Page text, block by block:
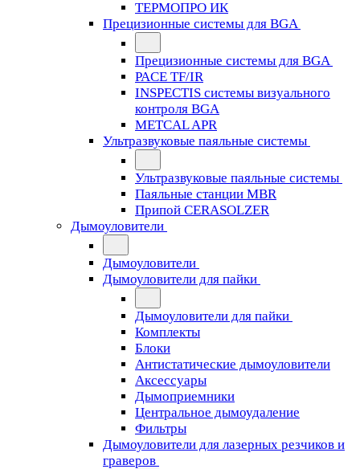
ТЕРМОПРО ИК
Прецизионные системы для BGA
Прецизионные системы для BGA
PACE TF/IR
INSPECTIS системы визуального
контроля BGA
METCAL APR
Ультразвуковые паяльные системы
Ультразвуковые паяльные системы
Паяльные станции MBR
Припой CERASOLZER
Дымоуловители
Дымоуловители
Дымоуловители для пайки
Дымоуловители для пайки
Комплекты
Блоки
Антистатические дымоуловители
Аксессуары
Дымоприемники
Центральное дымоудаление
Фильтры
Дымоуловители для лазерных резчиков и
граверов